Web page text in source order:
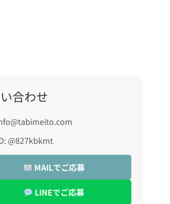
合わせ
@827kbkmt
MAILでご応募
LINEでご応募